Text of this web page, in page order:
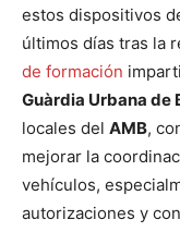
estos dispositivos
últimos días tras la
de formación
Guàrdia Urbana de
locales del AMB,
mejorar la
vehículos,
autorizaciones y